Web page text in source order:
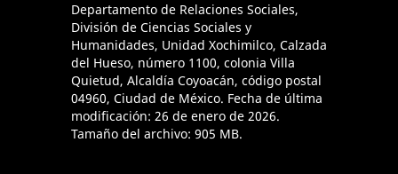
Departamento de Relaciones Sociales,
División de Ciencias Sociales y
Humanidades, Unidad Xochimilco, Calzada
del Hueso, número 1100, colonia Villa
Quietud, Alcaldía Coyoacán, código postal
04960, Ciudad de México. Fecha de última
modificación: 26 de enero de 2026.
Tamaño del archivo: 905 MB.